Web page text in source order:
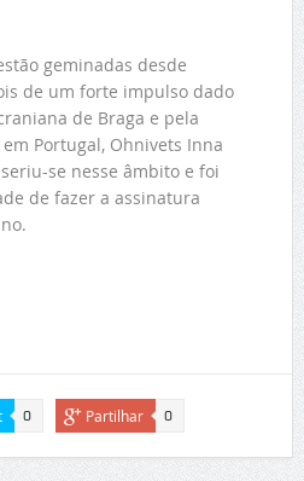
geminadas desde
de um forte impulso dado
de Braga e pela
Portugal, Ohnivets Inna
se nesse âmbito e foi
de fazer a assinatura
0 Partilhar 0